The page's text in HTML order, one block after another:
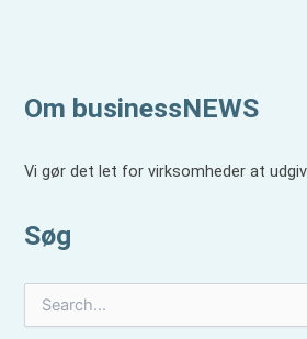
Om businessNEWS
Vi gør det let for virksomheder at
Søg